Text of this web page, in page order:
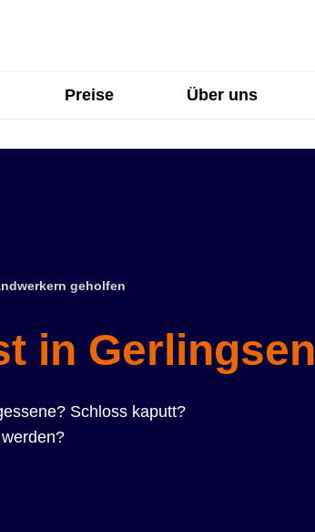
Preise Über uns
geholfen
in Gerlingsen
Schloss kaputt?